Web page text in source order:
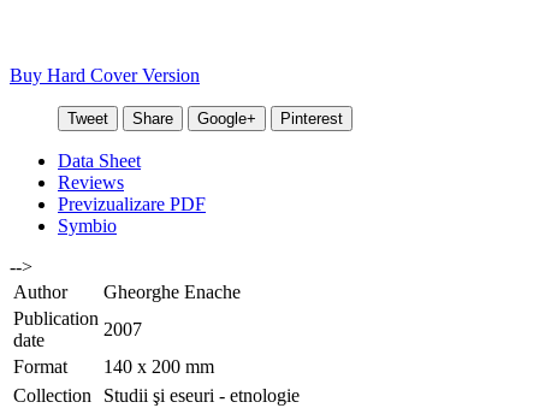
Buy Hard Cover Version
Tweet Share Google+ Pinterest
Data Sheet
Reviews
Previzualizare PDF
Symbio
-->
Author
Gheorghe Enache
Publication
date
2007
Format
140 x 200 mm
Collection
Studii şi eseuri - etnologie